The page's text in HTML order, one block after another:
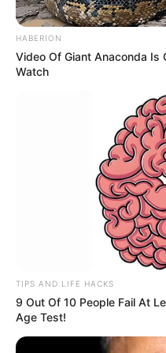
cargo del inspector de
ALERTA
TEMAS
ANZOÁTEGUI
EXCESO DE VELOCIDAD
MANTÉNGASE EN
Tenemos
favor, active
HABERION
Video Of Giant Anaconda Is
Watch
TIPS AND LIFE HACKS
9 Out Of 10 People Fail At
Age Test!